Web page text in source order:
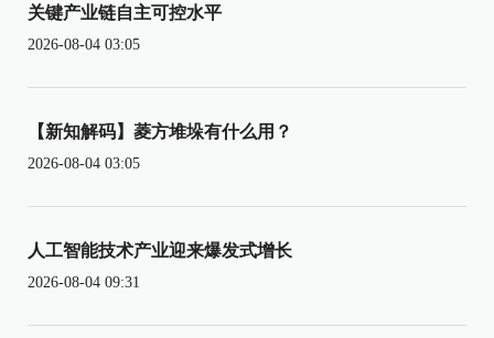
关键产业链自主可控水平
2026-08-04 03:05
【新知解码】菱方堆垛有什么用？
2026-08-04 03:05
人工智能技术产业迎来爆发式增长
2026-08-04 09:31